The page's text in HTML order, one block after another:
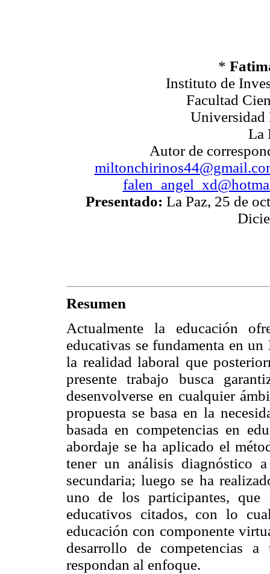
*
Instituto de
Facultad
Universidad
La
Autor de
Presentado: La Paz, 25 de
Resumen
Actualmente la educación
educativas se fundamenta en
la realidad laboral que
presente trabajo busca
desenvolverse en cualquier
propuesta se basa en la
basada en competencias en
abordaje se ha aplicado el
tener un análisis diagnóstico
secundaria; luego se ha
uno de los participantes,
educativos citados, con lo
educación con componente
desarrollo de competencias
respondan al enfoque.